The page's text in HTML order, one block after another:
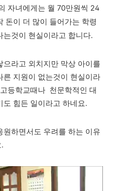
자녀에게는 월 70만원씩 24
돈이 더 많이 들어가는 학령
것이 현실이라고 합니다.
라고 외치지만 막상 아이를
른 지원이 없는것이 현실이라
등학교때나 천문학적인 대
도 힘든 일이라고 하네요.
원하면서도 우려를 하는 이유